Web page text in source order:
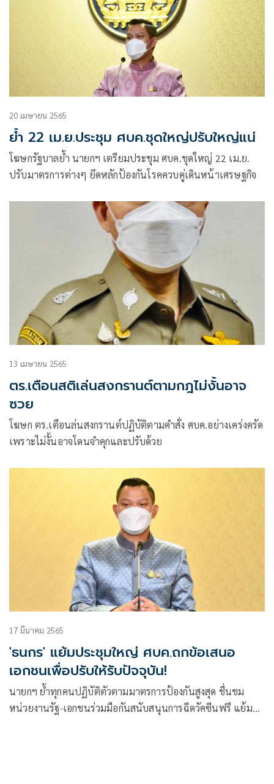
20 เมษายน 2565
ย้ำ 22 เม.ย.ประชุม ศบค.ชุดใหญ่ปรับใหญ่แน่
โฆษกรัฐบาลย้ำ นายกฯ เตรียมประชุม ศบค.ชุดใหญ่ 22 เม.ย.
ปรับมาตรการต่างๆ ยึดหลักป้องกันโรคควบคู่เดินหน้าเศรษฐกิจ
13 เมษายน 2565
ตร.เตือนสติเล่นสงกรานต์ตามกฎไม่งั้นอาจ
ซวย
โฆษก ตร.เตือนล่นสงกรานต์ปฏิบัติตามคำสั่ง ศบค.อย่างเคร่งครัด
เพราะไม่งั้นอาจโดนจำคุกและปรับด้วย
17 มีนาคม 2565
'ธนกร' แย้มประชุมใหญ่ ศบค.ถกข้อเสนอ
เอกชนเพื่อปรับให้รับปัจจุบัน!
นายกฯ ย้ำทุกคนปฏิบัติตัวตามมาตรการป้องกันสูงสุด ชื่นชม
หน่วยงานรัฐ-เอกชนร่วมมือกันสนับสนุนการฉีดวัคซีนฟรี แย้ม